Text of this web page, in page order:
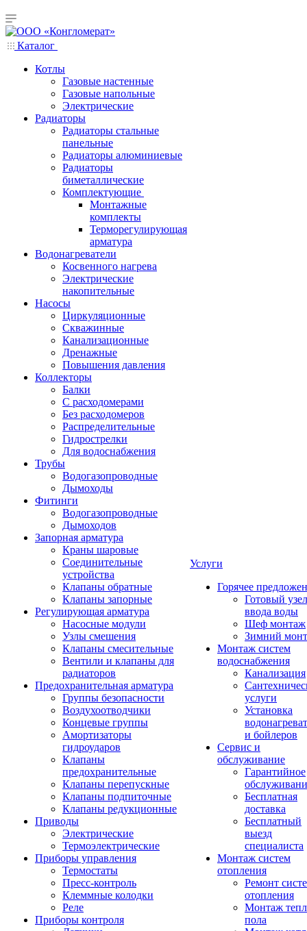
Каталог
Котлы
Газовые настенные
Газовые напольные
Электрические
Радиаторы
Радиаторы стальные
панельные
Радиаторы алюминиевые
Радиаторы
биметаллические
Комплектующие
Монтажные
комплекты
Терморегулирующая
арматура
Водонагреватели
Косвенного нагрева
Электрические
накопительные
Насосы
Циркуляционные
Скважинные
Канализационные
Дренажные
Повышения давления
Коллекторы
Балки
С расходомерами
Без расходомеров
Распределительные
Гидрострелки
Для водоснабжения
Трубы
Водогазопроводные
Дымоходы
Фитинги
Водогазопроводные
Дымоходов
Запорная арматура
Краны шаровые
Соединительные
устройства
Клапаны обратные
Клапаны запорные
Регулирующая арматура
Насосные модули
Узлы смешения
Клапаны смесительные
Вентили и клапаны для
радиаторов
Предохранительная арматура
Группы безопасности
Воздухоотводчики
Концевые группы
Амортизаторы
гидроударов
Клапаны
предохранительные
Клапаны перепускные
Клапаны подпиточные
Клапаны редукционные
Приводы
Электрические
Термоэлектрические
Приборы управления
Термостаты
Пресс-контроль
Клеммные колодки
Реле
Приборы контроля
Услуги
Горячее
Готовый узел
ввода воды
Шеф монтаж
Зимний
Монтаж систем
водоснабжения
Канализация
услуги
Установка
и бойлеров
Сервис и
обслуживание
Гарантийное
Бесплатная
доставка
Бесплатный
выезд
специалиста
Монтаж систем
отопления
Ремонт
отопления
Монтаж
пола